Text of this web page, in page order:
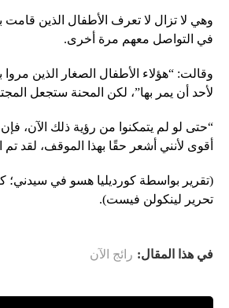
وهي لا تزال لا تعرف الأطفال الذين قامت
في التواصل معهم مرة أخرى.
وقالت: “هؤلاء الأطفال الصغار الذين مروا
لأحد أن يمر بها”، لكن المحنة ستجعل
“حتى لو لم يتمكنوا من رؤية ذلك الآن،
أقوى لأنني أشعر حقًا بهذا الموقف، لقد تم
(تقرير بواسطة كورديليا هسو في سيدني؛
تحرير لينكولن فيست).
في هذا المقال: رائج الآن